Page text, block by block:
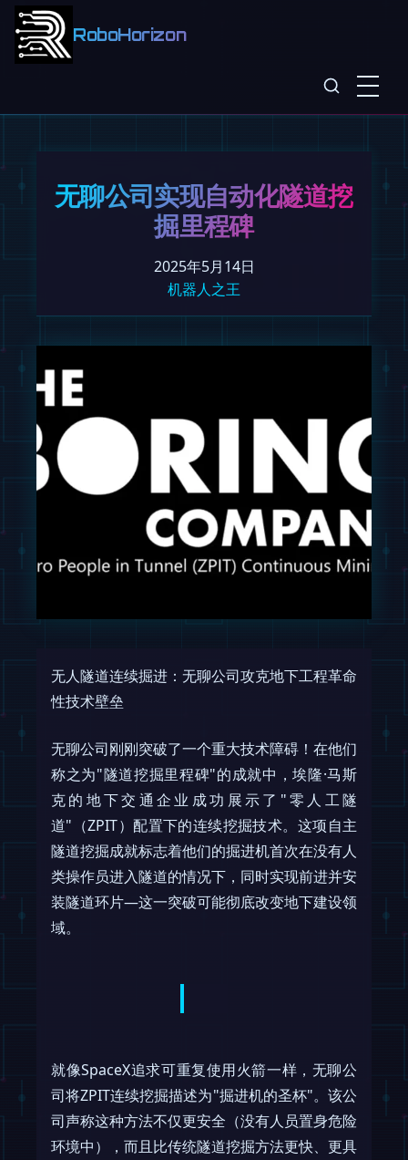
RoboHorizon
无聊公司实现自动化隧道挖
掘里程碑
2025年5月14日
机器人之王
无人隧道连续掘进：无聊公司攻克地下工程革命
性技术壁垒
无聊公司刚刚突破了一个重大技术障碍！在他们
称之为"隧道挖掘里程碑"的成就中，埃隆·马斯
克的地下交通企业成功展示了"零人工隧
道"（ZPIT）配置下的连续挖掘技术。这项自主
隧道挖掘成就标志着他们的掘进机首次在没有人
类操作员进入隧道的情况下，同时实现前进并安
装隧道环片—这一突破可能彻底改变地下建设领
域。
就像SpaceX追求可重复使用火箭一样，无聊公
司将ZPIT连续挖掘描述为"掘进机的圣杯"。该公
司声称这种方法不仅更安全（没有人员置身危险
环境中），而且比传统隧道挖掘方法更快、更具